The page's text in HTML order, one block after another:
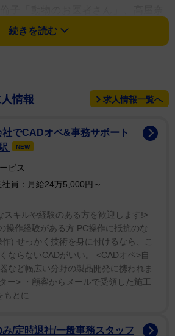
ト」、仲村佳樹「スキップ・ビー
暁のヨナ」など、名作を描いた歴
画の王道の枠から飛び出した個性
継がれている。少年漫画、ＢＬで
そんな個性派雑誌の流れがある」
も「初代の小長井（信昌）編集長
なんでもあり』という精神に、賛
ます」と同調した。
由について、長谷川氏は「親子、
もらっている。流行りだけに捉わ
も通じる普遍的なテーマを描かれ
からでは」と分析した。
部で見ている原画もたくさんあっ
続きを読む
情報 求人情報一覧へ
でCADオペ&事務サポート
NEW
ビス
社員：月給24万5,000円～
スキルや経験のある方を歓迎します!>
操作経験がある方 PC操作に抵抗のな
) せっかく技術を身に付けるなら、こ
ならないCADがいい。 <CADオペ>自
など幅広い分野の製品開発に携われま
ー> ・顧客からメールで受領した施工
とに...
/定時退社/一般事務スタッフ